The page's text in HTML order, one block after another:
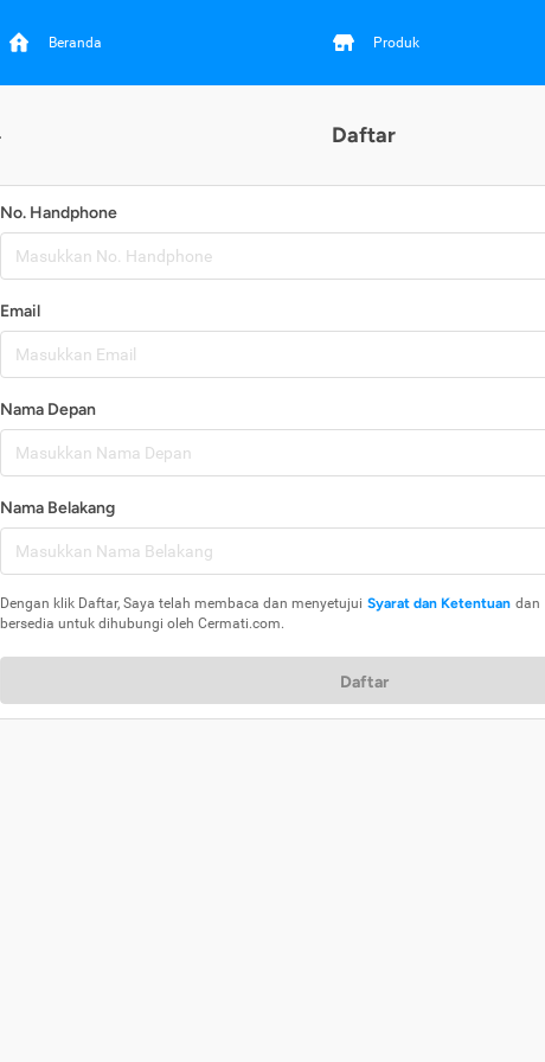
Beranda Produk
Daftar
No. Handphone
Email
Nama Depan
Nama Belakang
Dengan klik Daftar, Saya telah membaca dan menyetujui Syarat dan Ketentuan dan
bersedia untuk dihubungi oleh Cermati.com.
Daftar